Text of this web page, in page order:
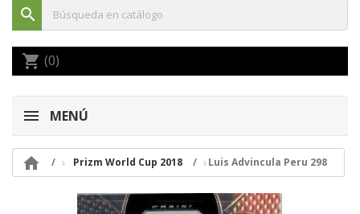
search
shopping_cart (0)
MENÚ
 Prizm World Cup 2018 Luis Advincula Peru 298